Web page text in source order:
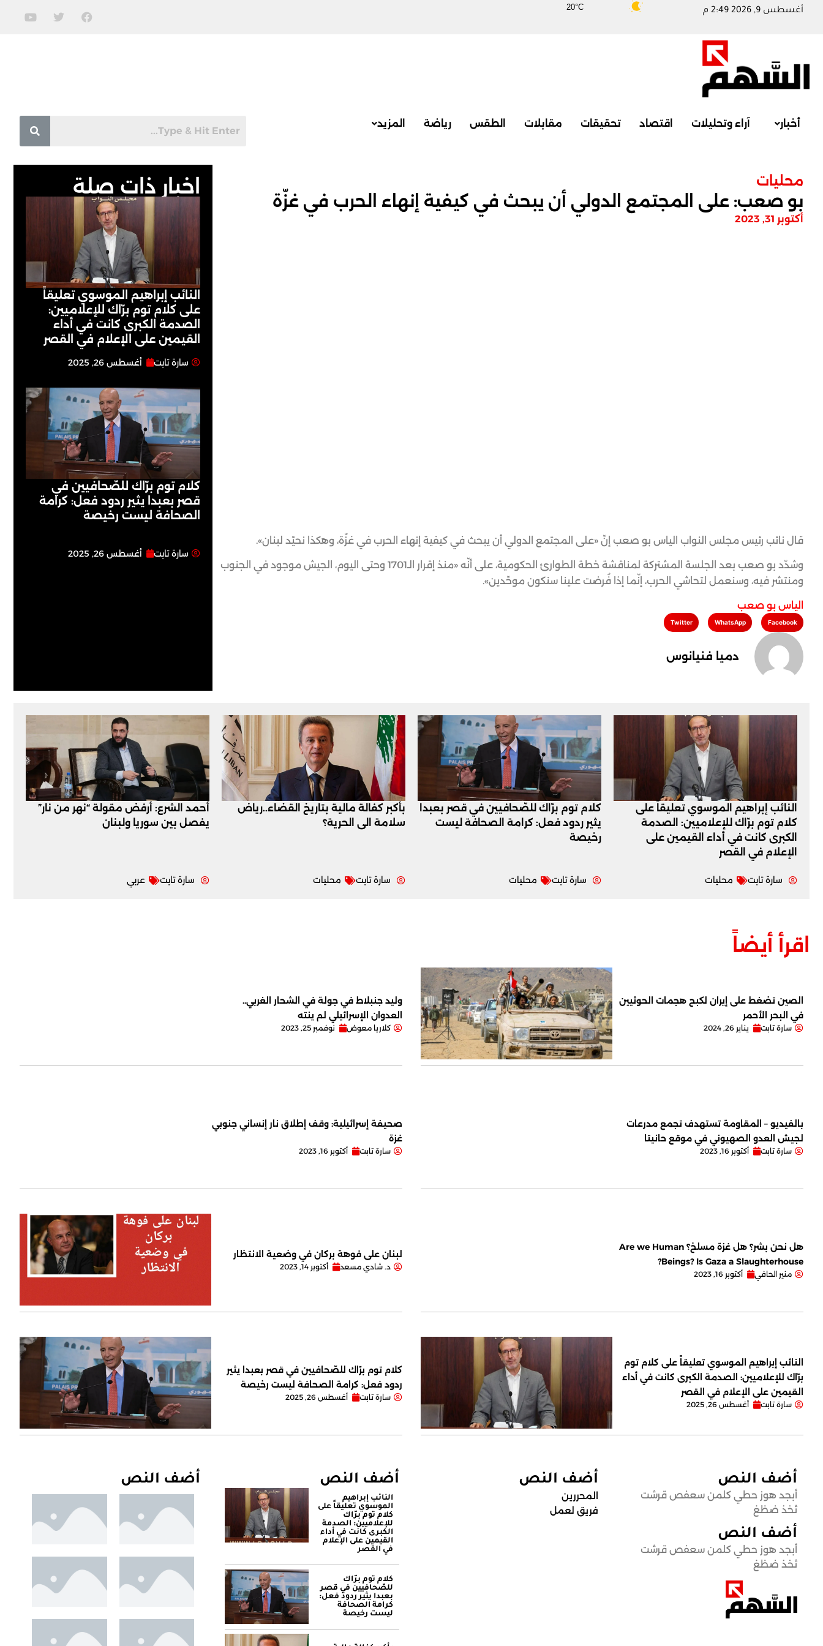
20°C أغسطس 9, 2026 2:49 م
أخبار آراء وتحليلات اقتصاد تحقيقات مقابلات الطقس رياضة المزيد
اخبار ذات صلة
النائب إبراهيم الموسوي تعليقاً
على كلام توم برّاك للإعلاميين:
الصدمة الكبرى كانت في أداء
القيمين على ‏الإعلام في القصر
سارة تابت أغسطس 26, 2025
كلام توم برّاك للصّحافيين في
قصر بعبدا يثير ردود فعل: كرامة
الصحافة ليست رخيصة
سارة تابت أغسطس 26, 2025
محليات
بو صعب: على المجتمع الدولي أن يبحث في كيفية إنهاء الحرب في غزّة
أكتوبر 31, 2023
قال نائب رئيس مجلس النواب الياس بو صعب إنّ «على المجتمع الدولي أن يبحث في كيفية إنهاء الحرب في غزّة، وهكذا نحيّد لبنان».
وشدّد بو صعب بعد الجلسة المشتركة لمناقشة خطة الطوارئ الحكومية، على أنّه «منذ إقرار الـ1701 وحتى اليوم، الجيش موجود في الجنوب
ومنتشر فيه، وسنعمل لتحاشي الحرب، إنّما إذا فُرضت علينا سنكون موحّدين».
الياس بو صعب
Facebook
WhatsApp
Twitter
دميا فنيانوس
النائب إبراهيم الموسوي تعليقاً على
كلام توم برّاك للإعلاميين: الصدمة
الكبرى كانت في أداء القيمين على
‏الإعلام في القصر
سارة تابت محليات
كلام توم برّاك للصّحافيين في قصر بعبدا
يثير ردود فعل: كرامة الصحافة ليست
رخيصة
سارة تابت محليات
بأكبر كفالة مالية بتاريخ القضاء..رياض
سلامة الى الحرية؟
سارة تابت محليات
أحمد الشرع: أرفض مقولة “نهر من نار”
يفصل بين سوريا ولبنان
سارة تابت عربي
اقرأ أيضاً
الصين تضغط على إيران لكبح هجمات الحوثيين
في البحر الأحمر
سارة تابت يناير 26, 2024
وليد جنبلاط في جولة في الشحار الغربي..
العدوان الإسرائيلي لم ينته
كلاريا معوض نوفمبر 25, 2023
بالفيديو – المقاومة تستهدف تجمع مدرعات
لجيش العدو الصهيوني في موقع حانيتا
سارة تابت أكتوبر 16, 2023
صحيفة إسرائيلية: وقف إطلاق نار إنساني جنوبي
غزة
سارة تابت أكتوبر 16, 2023
هل نحن بشر؟ هل غزة مسلخ؟ Are we Human
Beings? Is Gaza a Slaughterhouse?
منير الحافي أكتوبر 16, 2023
لبنان على فوهة بركان في وضعية الانتظار
د. شادي مسعد أكتوبر 14, 2023
النائب إبراهيم الموسوي تعليقاً على كلام توم
برّاك للإعلاميين: الصدمة الكبرى كانت في أداء
القيمين على ‏الإعلام في القصر
سارة تابت أغسطس 26, 2025
كلام توم برّاك للصّحافيين في قصر بعبدا يثير
ردود فعل: كرامة الصحافة ليست رخيصة
سارة تابت أغسطس 26, 2025
أضف النص
أبجد هوز حطي كلمن سعفص قرشت
ثخذ ضظغ
أضف النص
أبجد هوز حطي كلمن سعفص قرشت
ثخذ ضظغ
أضف النص
المحررين
فريق لعمل
أضف النص
النائب إبراهيم
الموسوي تعليقاً على
كلام توم برّاك
للإعلاميين: الصدمة
الكبرى كانت في أداء
القيمين على ‏الإعلام
في القصر
كلام توم برّاك
للصّحافيين في قصر
بعبدا يثير ردود فعل:
كرامة الصحافة
ليست رخيصة
أضف النص